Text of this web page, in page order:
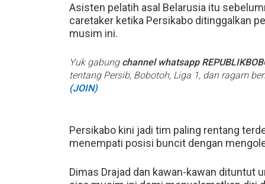
Asisten pelatih asal Belarusia itu
caretaker ketika Persikabo ditinggalkan
musim ini.
Yuk gabung channel whatsapp
tentang Persib, Bobotoh, Liga 1, dan ragam
(JOIN)
Persikabo kini jadi tim paling rentang
menempati posisi buncit dengan
Dimas Drajad dan kawan-kawan dituntut